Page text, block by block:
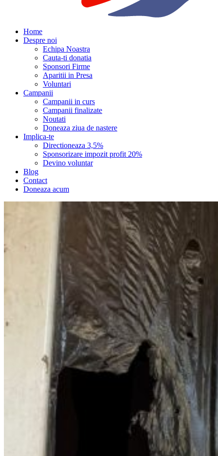
Home
Despre noi
Echipa Noastra
Cauta-ti donatia
Sponsori Firme
Aparitii in Presa
Voluntari
Campanii
Campanii in curs
Campanii finalizate
Noutati
Doneaza ziua de nastere
Implica-te
Directioneaza 3,5%
Sponsorizare impozit profit 20%
Devino voluntar
Blog
Contact
Doneaza acum